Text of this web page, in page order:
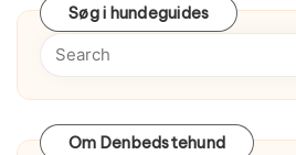
Søg i hundeguides
Om Denbedstehund